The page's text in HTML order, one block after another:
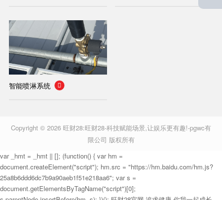
智能喷淋系统 
Copyright © 2026 旺财28:旺财28-科技赋能场景,让娱乐更有趣!-pgwc有
限公司 版权所有
var _hmt = _hmt || []; (function() { var hm =
document.createElement("script"); hm.src = "https://hm.baidu.com/hm.js?
25a8b6ddd6dc7b9a90aeb1f51e218aa6"; var s =
document.getElementsByTagName("script")[0];